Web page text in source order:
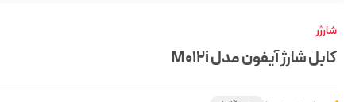
شارژر
کابل شارژ آیفون مدل M012i